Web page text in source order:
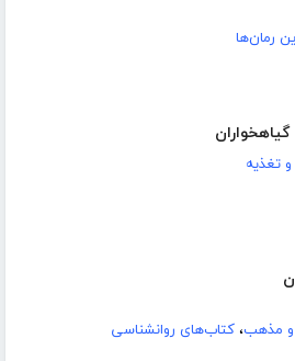
رمان‌ها
تغذیه
و مذهب، کتاب‌های روانشناسی